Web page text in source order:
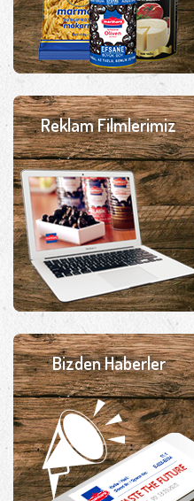
Reklam Filmlerimiz
Bizden Haberler